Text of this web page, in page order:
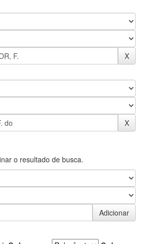
o resultado de busca.